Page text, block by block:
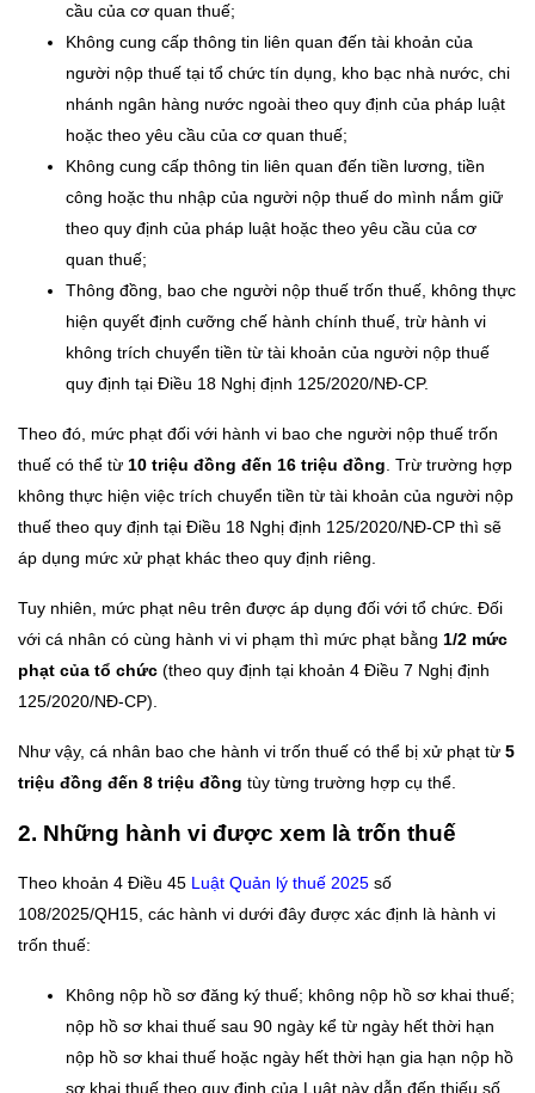
cầu của cơ quan thuế;
Không cung cấp thông tin liên quan đến tài khoản của
người nộp thuế tại tổ chức tín dụng, kho bạc nhà nước, chi
nhánh ngân hàng nước ngoài theo quy định của pháp luật
hoặc theo yêu cầu của cơ quan thuế;
Không cung cấp thông tin liên quan đến tiền lương, tiền
công hoặc thu nhập của người nộp thuế do mình nắm giữ
theo quy định của pháp luật hoặc theo yêu cầu của cơ
quan thuế;
Thông đồng, bao che người nộp thuế trốn thuế, không thực
hiện quyết định cưỡng chế hành chính thuế, trừ hành vi
không trích chuyển tiền từ tài khoản của người nộp thuế
quy định tại Điều 18 Nghị định 125/2020/NĐ-CP.
Theo đó, mức phạt đối với hành vi bao che người nộp thuế trốn
thuế có thể từ 10 triệu đồng đến 16 triệu đồng . Trừ trường hợp
không thực hiện việc trích chuyển tiền từ tài khoản của người nộp
thuế theo quy định tại Điều 18 Nghị định 125/2020/NĐ-CP thì sẽ
áp dụng mức xử phạt khác theo quy định riêng.
Tuy nhiên, mức phạt nêu trên được áp dụng đối với tổ chức. Đối
với cá nhân có cùng hành vi vi phạm thì mức phạt bằng 1/2 mức
phạt của tổ chức (theo quy định tại khoản 4 Điều 7 Nghị định
125/2020/NĐ-CP).
Như vậy, cá nhân bao che hành vi trốn thuế có thể bị xử phạt từ 5
triệu đồng đến 8 triệu đồng tùy từng trường hợp cụ thể.
2. Những hành vi được xem là trốn thuế
Theo khoản 4 Điều 45 Luật Quản lý thuế 2025 số
108/2025/QH15, các hành vi dưới đây được xác định là hành vi
trốn thuế:
Không nộp hồ sơ đăng ký thuế; không nộp hồ sơ khai thuế;
nộp hồ sơ khai thuế sau 90 ngày kể từ ngày hết thời hạn
nộp hồ sơ khai thuế hoặc ngày hết thời hạn gia hạn nộp hồ
sơ khai thuế theo quy định của Luật này dẫn đến thiếu số